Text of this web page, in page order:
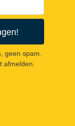
geen spam.
afmelden.